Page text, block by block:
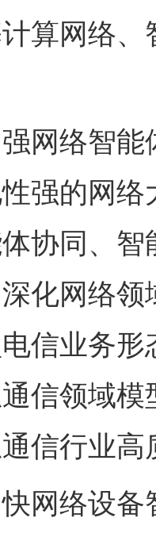
算网络
络智能
强的网
协同、
化网络
信业务
信领域
信行业高
络设备